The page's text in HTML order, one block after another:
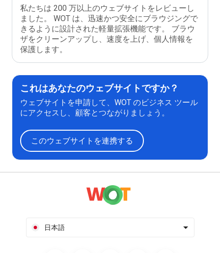
私たちは 200 万以上のウェブサイトをレビューし
ました。 WOT は、迅速かつ安全にブラウジングで
きるように設計された軽量拡張機能です。 ブラウ
ザをクリーンアップし、速度を上げ、個人情報を
保護します。
これはあなたのウェブサイトですか？
ウェブサイトを申請して、WOT のビジネス ツール
にアクセスし、顧客とつながりましょう。
このウェブサイトを連携する
日本語